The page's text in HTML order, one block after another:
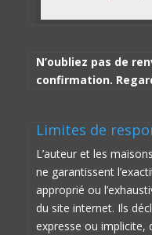
N’oubliez pas de
confirmation.
Limites de
L’auteur et les
ne garantissent
approprié ou
du site internet. Ils
expresse ou implicite,